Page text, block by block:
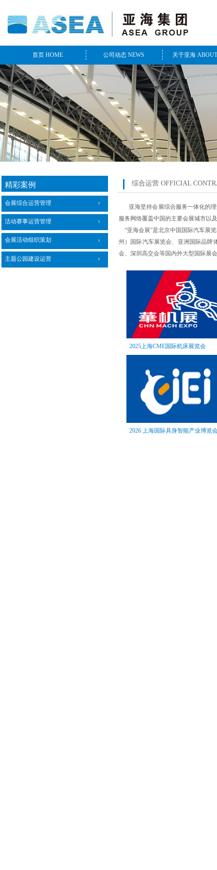
首页 HOME 公司动态 NEWS 关于亚海
综合运营 OFFICIAL
精彩案例
亚海坚持会展综合服务一体化的
服务网络覆盖中国的主要会展城市以
“亚海会展”是北京中国国际汽车展
州）国际汽车展览会、亚洲国际品牌
会、深圳高交会等国内外大型国际展
会展综合运营管理
活动赛事运营管理
会展活动组织策划
主题公园建设运营
2025上海CME国际机床展览会
2026 上海国际具身智能产业博览